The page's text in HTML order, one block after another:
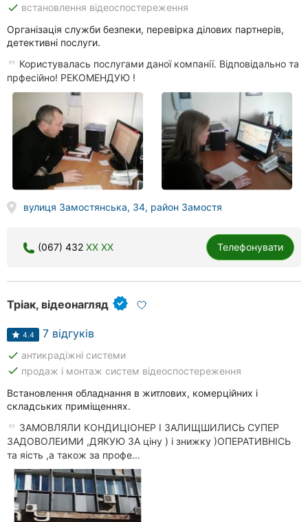
done встановлення відеоспостереження
Організація служби безпеки, перевірка ділових партнерів,
детективні послуги.
Користувалась послугами даної компанії. Відповідально та
прфесійно! РЕКОМЕНДУЮ !
вулиця Замостянська, 34, район Замостя
(067) 432 XX XX Телефонувати
Тріак, відеонагляд
4.4 7 відгуків
done антикрадіжні системи
done продаж і монтаж систем відеоспостереження
Встановлення обладнання в житлових, комерційних і
складських приміщеннях.
ЗАМОВЛЯЛИ КОНДИЦІОНЕР І ЗАЛИЩШИЛИСЬ СУПЕР
ЗАДОВОЛЕИМИ ,ДЯКУЮ ЗА ціну ) і знижку )ОПЕРАТИВНІСЬ
та яість ,а також за профе...